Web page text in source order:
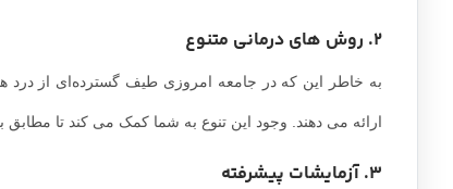
2. روش های درمانی متنوع
به خاطر این که در جامعه امروزی طیف گسترده‌ای از درد ها
ارائه می دهند. وجود این تنوع به شما کمک می کند تا مطابق
3. آزمایشات پیشرفته